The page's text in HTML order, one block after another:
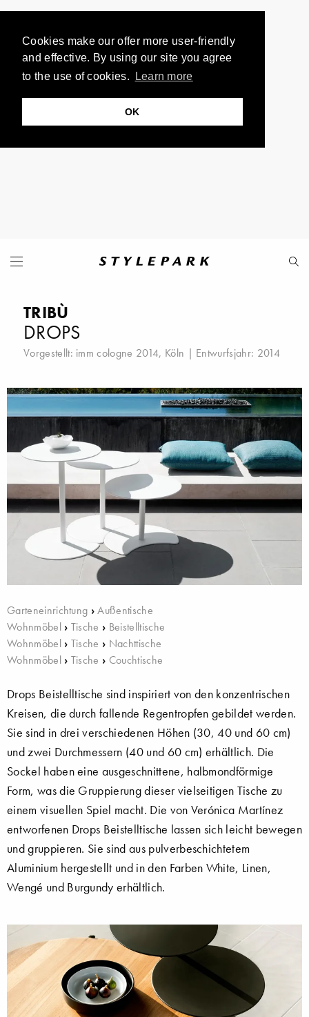
Cookies make our offer more user-friendly
and effective. By using our site you agree
to the use of cookies.
Learn more
OK
TRIBÙ
DROPS
Vorgestellt: imm cologne 2014, Köln | Entwurfsjahr: 2014
Garteneinrichtung ›Außentische
Wohnmöbel› Tische › Beistelltische
Wohnmöbel› Tische › Nachttische
Wohnmöbel› Tische › Couchtische
Drops Beistelltische sind inspiriert von den konzentrischen
Kreisen, die durch fallende Regentropfen gebildet werden.
Sie sind in drei verschiedenen Höhen (30, 40 und 60 cm)
und zwei Durchmessern (40 und 60 cm) erhältlich. Die
Sockel haben eine ausgeschnittene, halbmondförmige
Form, was die Gruppierung dieser vielseitigen Tische zu
einem visuellen Spiel macht. Die von Verónica Martínez
entworfenen Drops Beistelltische lassen sich leicht bewegen
und gruppieren. Sie sind aus pulverbeschichtetem
Aluminium hergestellt und in den Farben White, Linen,
Wengé und Burgundy erhältlich.